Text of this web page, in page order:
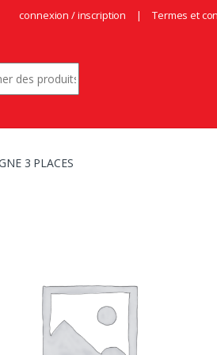
connexion / inscription Termes et
3 PLACES